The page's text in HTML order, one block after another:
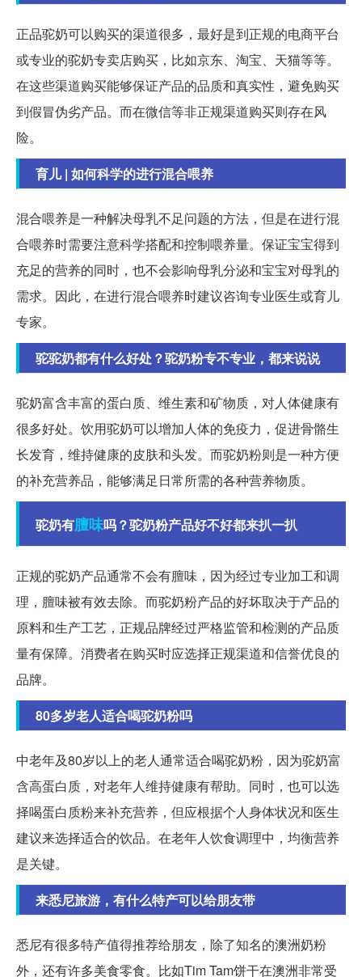
正品驼奶可以购买的渠道很多，最好是到正规的电商平台
或专业的驼奶专卖店购买，比如京东、淘宝、天猫等等。
在这些渠道购买能够保证产品的品质和真实性，避免购买
到假冒伪劣产品。而在微信等非正规渠道购买则存在风
险。
育儿 | 如何科学的进行混合喂养
混合喂养是一种解决母乳不足问题的方法，但是在进行混
合喂养时需要注意科学搭配和控制喂养量。保证宝宝得到
充足的营养的同时，也不会影响母乳分泌和宝宝对母乳的
需求。因此，在进行混合喂养时建议咨询专业医生或育儿
专家。
驼驼奶都有什么好处？驼奶粉专不专业，都来说说
驼奶富含丰富的蛋白质、维生素和矿物质，对人体健康有
很多好处。饮用驼奶可以增加人体的免疫力，促进骨骼生
长发育，维持健康的皮肤和头发。而驼奶粉则是一种方便
的补充营养品，能够满足日常所需的各种营养物质。
驼奶有膻味吗？驼奶粉产品好不好都来扒一扒
正规的驼奶产品通常不会有膻味，因为经过专业加工和调
理，膻味被有效去除。而驼奶粉产品的好坏取决于产品的
原料和生产工艺，正规品牌经过严格监管和检测的产品质
量有保障。消费者在购买时应选择正规渠道和信誉优良的
品牌。
80多岁老人适合喝驼奶粉吗
中老年及80岁以上的老人通常适合喝驼奶粉，因为驼奶富
含高蛋白质，对老年人维持健康有帮助。同时，也可以选
择喝蛋白质粉来补充营养，但应根据个人身体状况和医生
建议来选择适合的饮品。在老年人饮食调理中，均衡营养
是关键。
来悉尼旅游，有什么特产可以给朋友带
悉尼有很多特产值得推荐给朋友，除了知名的澳洲奶粉
外，还有许多美食零食。比如Tim Tam饼干在澳洲非常受